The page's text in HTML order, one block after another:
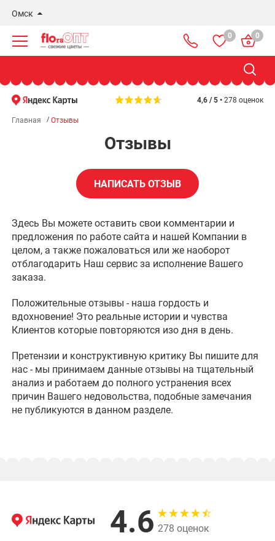
Омск
Новосибирск
Бердск
0 0
4,6 / 5 • 278 оценок
Главная Отзывы
Отзывы
НАПИСАТЬ ОТЗЫВ
Здесь Вы можете оставить свои комментарии и
предложения по работе сайта и нашей Компании в
целом, а также пожаловаться или же наоборот
отблагодарить Наш сервис за исполнение Вашего
заказа.
Положительные отзывы - наша гордость и
вдохновение! Это реальные истории и чувства
Клиентов которые повторяются изо дня в день.
Претензии и конструктивную критику Вы пишите для
нас - мы принимаем данные отзывы на тщательный
анализ и работаем до полного устранения всех
причин Вашего недовольства, подобные замечания
не публикуются в данном разделе.
4.6 278 оценок